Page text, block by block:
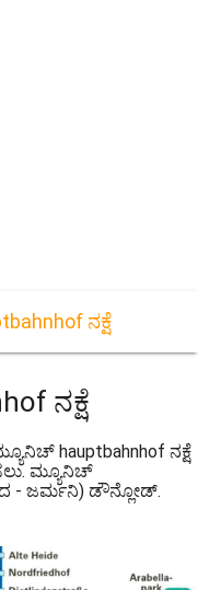
ನಕ್ಷೆ
ನಕ್ಷೆ
hauptbahnhof ನಕ್ಷೆ
ಮ್ಯೂನಿಚ್
- ಜರ್ಮನಿ) ಡೌನ್ಲೋಡ್.